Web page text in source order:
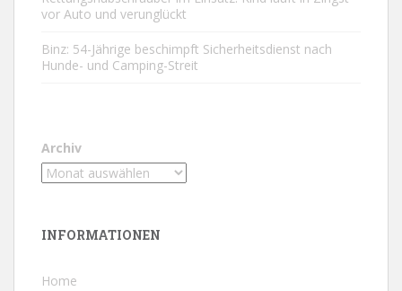
vor Auto und verunglückt
Binz: 54-Jährige beschimpft Sicherheitsdienst nach
Hunde- und Camping-Streit
Archiv
INFORMATIONEN
Home